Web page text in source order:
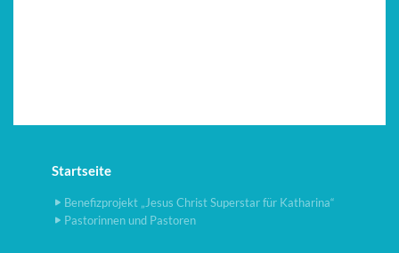
Startseite
Benefizprojekt „Jesus Christ Superstar für Katharina“
Pastorinnen und Pastoren